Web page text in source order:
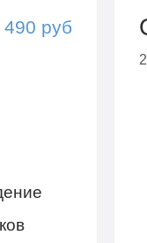
490 руб